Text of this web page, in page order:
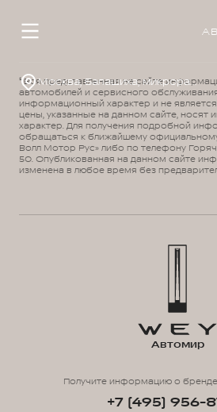
Москва, Балашиха, микрорайон 1 Мая, д.14
¹ Вся представленная на сайте
автомобилей и сервисного
информационный характер и не
цены, указанные на данном сайте,
характер. Для получения подробной
обращаться к ближайшему
Волл Мотор Рус» либо по телефону
50. Опубликованная на данном сайте
изменена в любое время без
Автомир
Получите информацию о
+7 (495) 956-